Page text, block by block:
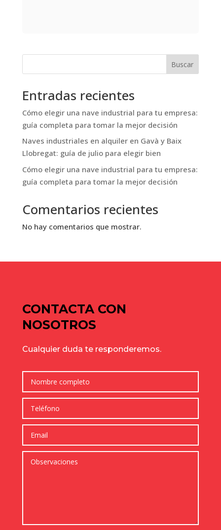
con espacios orientados al bienestar
Buscar
Entradas recientes
Cómo elegir una nave industrial para tu empresa:
guía completa para tomar la mejor decisión
Naves industriales en alquiler en Gavà y Baix
Llobregat: guía de julio para elegir bien
Cómo elegir una nave industrial para tu empresa:
guía completa para tomar la mejor decisión
Comentarios recientes
No hay comentarios que mostrar.
CONTACTA CON
NOSOTROS
Cualquier duda te responderemos.